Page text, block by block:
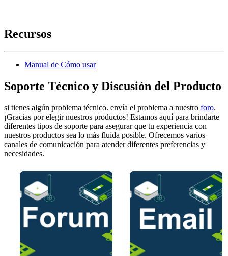
Recursos
Manual de Cómo usar
Soporte Técnico y Discusión del Producto
si tienes algún problema técnico. envía el problema a nuestro foro.
¡Gracias por elegir nuestros productos! Estamos aquí para brindarte
diferentes tipos de soporte para asegurar que tu experiencia con
nuestros productos sea lo más fluida posible. Ofrecemos varios
canales de comunicación para atender diferentes preferencias y
necesidades.